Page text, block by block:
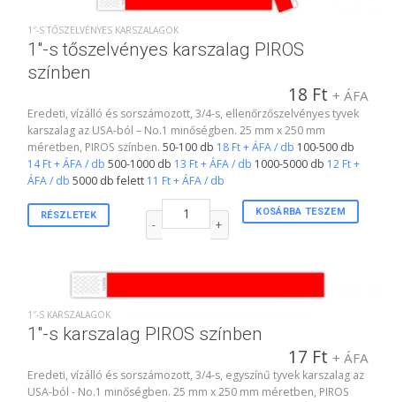
1″-S TŐSZELVÉNYES KARSZALAGOK
1″-s tőszelvényes karszalag PIROS
színben
18 Ft + ÁFA
Eredeti, vízálló és sorszámozott, 3/4-s, ellenőrzőszelvényes tyvek
karszalag az USA-ból – No.1 minőségben. 25 mm x 250 mm
méretben, PIROS színben.50-100 db 18 Ft + ÁFA / db 100-500 db
14 Ft + ÁFA / db 500-1000 db 13 Ft + ÁFA / db 1000-5000 db 12 Ft +
ÁFA / db 5000 db felett 11 Ft + ÁFA / db
RÉSZLETEK KOSÁRBA TESZEM
1"-s tőszelvényes karszalag PIROS színben
1″-S KARSZALAGOK
1″-s karszalag PIROS színben
17 Ft + ÁFA
Eredeti, vízálló és sorszámozott, 3/4-s, egyszínű tyvek karszalag az
USA-ból - No.1 minőségben. 25 mm x 250 mm méretben, PIROS